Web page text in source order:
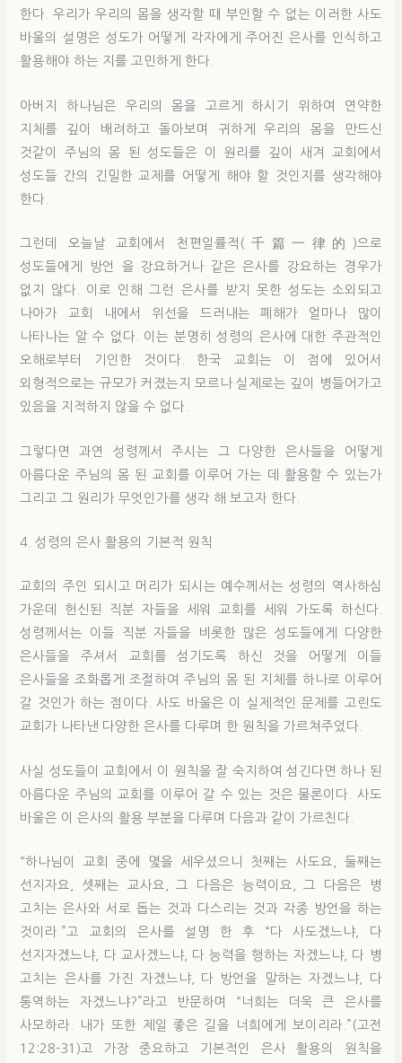
한다. 우리가 우리의 몸을 생각할 때 부인할 수 없는 이러한 사도
바울의 설명은 성도가 어떻게 각자에게 주어진 은사를 인식하고
활용해야 하는 지를 고민하게 한다.
아버지 하나님은 우리의 몸을 고르게 하시기 위하여 연약한
지체를 깊이 배려하고 돌아보며 귀하게 우리의 몸을 만드신
것같이 주님의 몸 된 성도들은 이 원리를 깊이 새겨 교회에서
성도들 간의 긴밀한 교제를 어떻게 해야 할 것인지를 생각해야
한다.
그런데 오늘날 교회에서 천편일률적(千篇一律的)으로
성도들에게 방언 을 강요하거나 같은 은사를 강요하는 경우가
없지 않다. 이로 인해 그런 은사를 받지 못한 성도는 소외되고
나아가 교회 내에서 위선을 드러내는 폐해가 얼마나 많이
나타나는 알 수 없다. 이는 분명히 성령의 은사에 대한 주관적인
오해로부터 기인한 것이다. 한국 교회는 이 점에 있어서
외형적으로는 규모가 커졌는지 모르나 실제로는 깊이 병들어가고
있음을 지적하지 않을 수 없다.
그렇다면 과연 성령께서 주시는 그 다양한 은사들을 어떻게
아름다운 주님의 몸 된 교회를 이루어 가는 데 활용할 수 있는가
그리고 그 원리가 무엇인가를 생각 해 보고자 한다.
4. 성령의 은사 활용의 기본적 원칙
교회의 주인 되시고 머리가 되시는 예수께서는 성령의 역사하심
가운데 헌신된 직분 자들을 세워 교회를 세워 가도록 하신다.
성령께서는 이들 직분 자들을 비롯한 많은 성도들에게 다양한
은사들을 주셔서 교회를 섬기도록 하신 것을 어떻게 이들
은사들을 조화롭게 조절하여 주님의 몸 된 지체를 하나로 이루어
갈 것인가 하는 점이다. 사도 바울은 이 실제적인 문제를 고린도
교회가 나타낸 다양한 은사를 다루며 한 원칙을 가르쳐주었다.
사실 성도들이 교회에서 이 원칙을 잘 숙지하여 섬긴다면 하나 된
아름다운 주님의 교회를 이루어 갈 수 있는 것은 물론이다. 사도
바울은 이 은사의 활용 부분을 다루며 다음과 같이 가르친다.
“하나님이 교회 중에 몇을 세우셨으니 첫째는 사도요, 둘째는
선지자요, 셋째는 교사요, 그 다음은 능력이요, 그 다음은 병
고치는 은사와 서로 돕는 것과 다스리는 것과 각종 방언을 하는
것이라.”고 교회의 은사를 설명 한 후 “다 사도겠느냐, 다
선지자겠느냐, 다 교사겠느냐, 다 능력을 행하는 자겠느냐, 다 병
고치는 은사를 가진 자겠느냐, 다 방언을 말하는 자겠느냐, 다
통역하는 자겠느냐?”라고 반문하며 “너희는 더욱 큰 은사를
사모하라. 내가 또한 제일 좋은 길을 너희에게 보이리라.”(고전
12:28-31)고 가장 중요하고 기본적인 은사 활용의 원칙을